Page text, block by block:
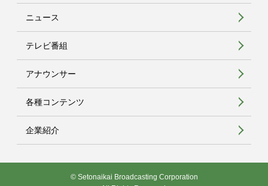
ニュース
テレビ番組
アナウンサー
各種コンテンツ
企業紹介
© Setonaikai Broadcasting Corporation